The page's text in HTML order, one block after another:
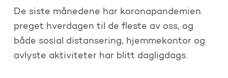
De siste månedene har koronapandemien
preget hverdagen til de fleste av oss, og
både sosial distansering, hjemmekontor og
avlyste aktiviteter har blitt dagligdags.